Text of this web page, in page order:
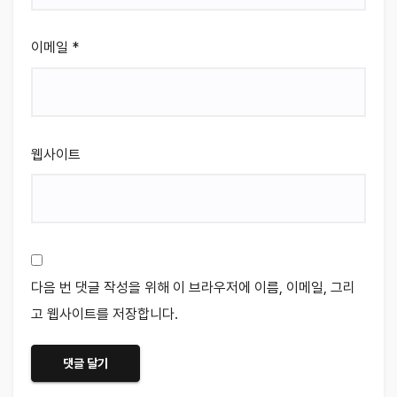
이메일 *
웹사이트
다음 번 댓글 작성을 위해 이 브라우저에 이름, 이메일, 그리
고 웹사이트를 저장합니다.